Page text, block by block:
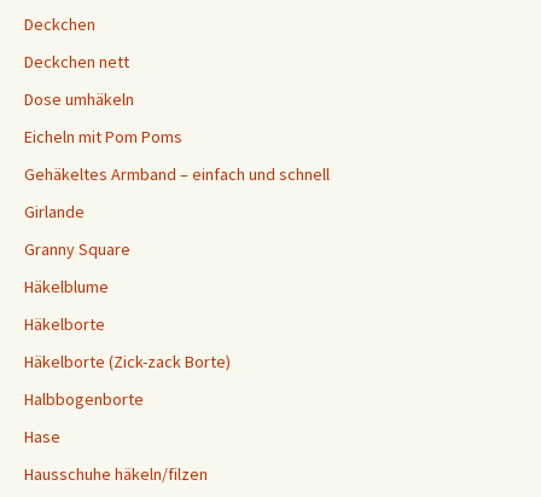
Deckchen
Deckchen nett
Dose umhäkeln
Eicheln mit Pom Poms
Gehäkeltes Armband – einfach und schnell
Girlande
Granny Square
Häkelblume
Häkelborte
Häkelborte (Zick-zack Borte)
Halbbogenborte
Hase
Hausschuhe häkeln/filzen